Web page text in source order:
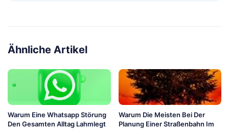
Ähnliche Artikel
Warum Eine Whatsapp Störung
Den Gesamten Alltag Lahmlegt
Warum Die Meisten Bei Der
Planung Einer Straßenbahn Im